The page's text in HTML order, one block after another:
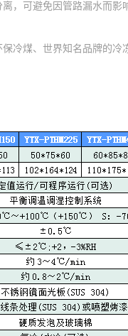
，可避免因管路漏水而影
冷煤、世界知名品牌的冷